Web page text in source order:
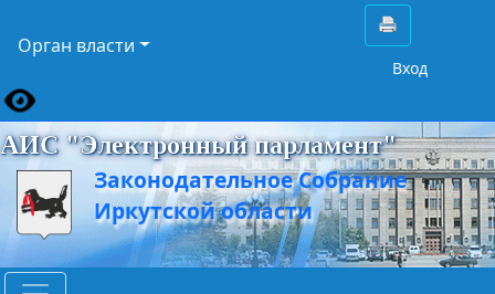
Орган власти
Вход
АИС "Электронный парламент"
Законодательное Собрание
Иркутской области